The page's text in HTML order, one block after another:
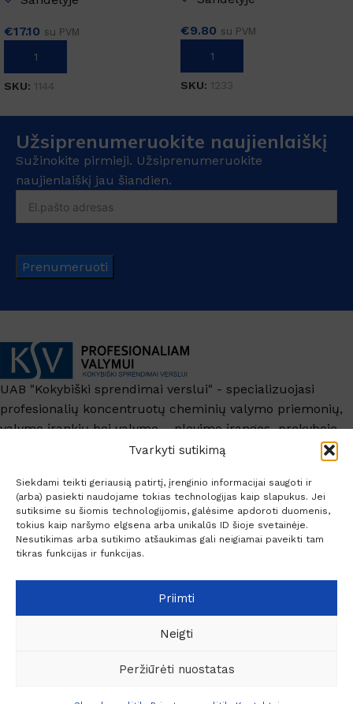
Tvarkyti sutikimą
Siekdami teikti geriausią patirtį, įrenginio informacijai saugoti ir
(arba) pasiekti naudojame tokias technologijas kaip slapukus. Jei
sutiksime su šiomis technologijomis, galėsime apdoroti duomenis,
tokius kaip naršymo elgsena arba unikalūs ID šioje svetainėje.
Nesutikimas arba sutikimo atšaukimas gali neigiamai paveikti tam
tikras funkcijas ir funkcijas.
Priimti
Neigti
Peržiūrėti nuostatas
€17.10 su PVM
Į KREPŠELĮ
SKU: 1144
€9.80 su PVM
Į KREPŠELĮ
SKU: 1233
Užsiprenumeruokite naujienlaiškį
Sužinokite pirmieji. Užsiprenumeruokite
naujienlaiškį jau šiandien.
Prenumeruoti
UAB "Kokybiški sprendimai verslui" - specializuojasi
profesionalių koncentruotų cheminių valymo priemonių,
valymo įrankių bei valymo – plovimo įrangos prekyboje.
Naudinga
Paskyra
Socialiniai kontaktai
© 2026 Profesionaliam valymui.